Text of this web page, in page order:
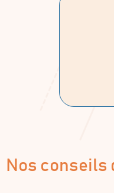
Nos